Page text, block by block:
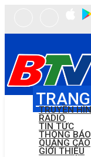
TRUYỀN
RADIO
TIN TỨC
THÔNG BÁO
QUẢNG CÁO
GIỚI THIỆU